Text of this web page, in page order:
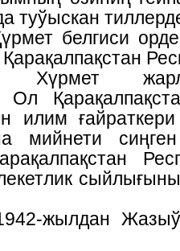
туўыскан
Хүрмет
Ол
илим
мийнети